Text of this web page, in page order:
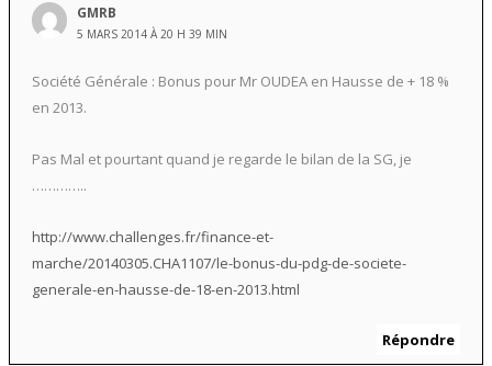
GMRB
5 MARS 2014 À 20 H 39 MIN
Société Générale : Bonus pour Mr OUDEA en Hausse de + 18 %
en 2013.
Pas Mal et pourtant quand je regarde le bilan de la SG, je
…………..
http://www.challenges.fr/finance-et-
marche/20140305.CHA1107/le-bonus-du-pdg-de-societe-
generale-en-hausse-de-18-en-2013.html
Répondre